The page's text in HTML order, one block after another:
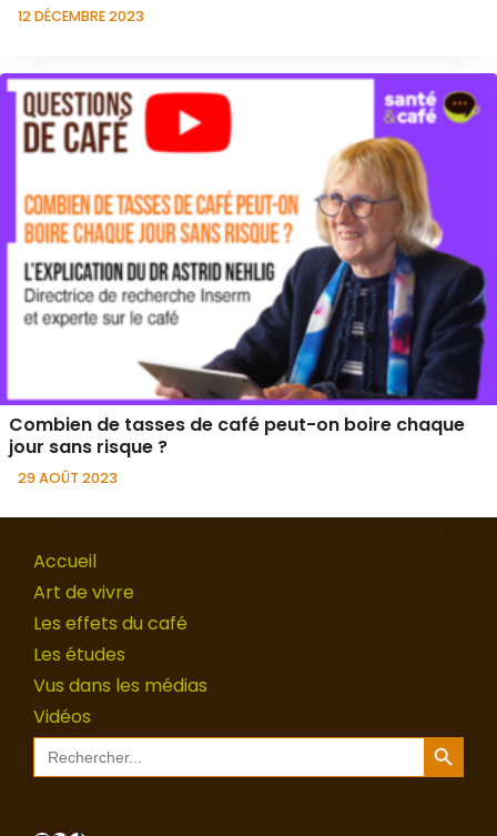
12 DÉCEMBRE 2023
Combien de tasses de café peut-on boire chaque
jour sans risque ?
29 AOÛT 2023
Accueil
Art de vivre
Les effets du café
Les études
Vus dans les médias
Vidéos
Search
for:
Search Button